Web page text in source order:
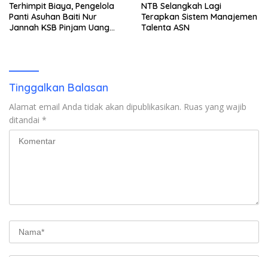
Terhimpit Biaya, Pengelola
Panti Asuhan Baiti Nur
Jannah KSB Pinjam Uang
NTB Selangkah Lagi
Terapkan Sistem Manajemen
Talenta ASN
Tinggalkan Balasan
Alamat email Anda tidak akan dipublikasikan. Ruas yang wajib
ditandai *